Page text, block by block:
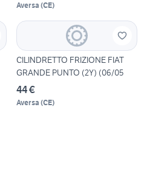
Aversa (CE)
CILINDRETTO FRIZIONE FIAT
GRANDE PUNTO (2Y) (06/05
44 €
Aversa (CE)